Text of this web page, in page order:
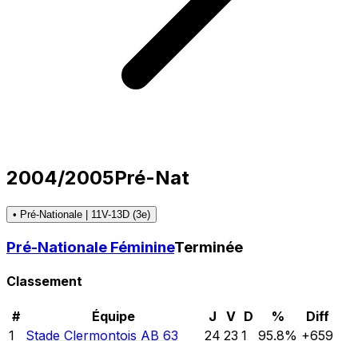
2004/2005Pré-Nat
• Pré-Nationale | 11V-13D (3e)
Pré-Nationale FéminineTerminée
Classement
# Équipe J V D %
Diff
1
Stade Clermontois AB 63 24 23 1 95.8% +659